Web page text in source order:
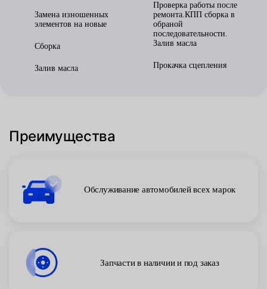
Замена изношенных
элементов на новые
Сборка
Залив масла
Проверка работы после
ремонта.КПП сборка в
обраной
последовательности.
Залив масла
Прокачка сцепления
Преимущества
Обслуживание автомобилей всех марок
Запчасти в наличии и под заказ